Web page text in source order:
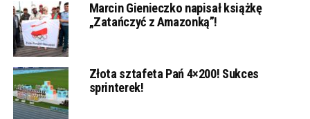
Marcin Gienieczko napisał książkę
„Zatańczyć z Amazonką”!
Złota sztafeta Pań 4×200! Sukces
sprinterek!